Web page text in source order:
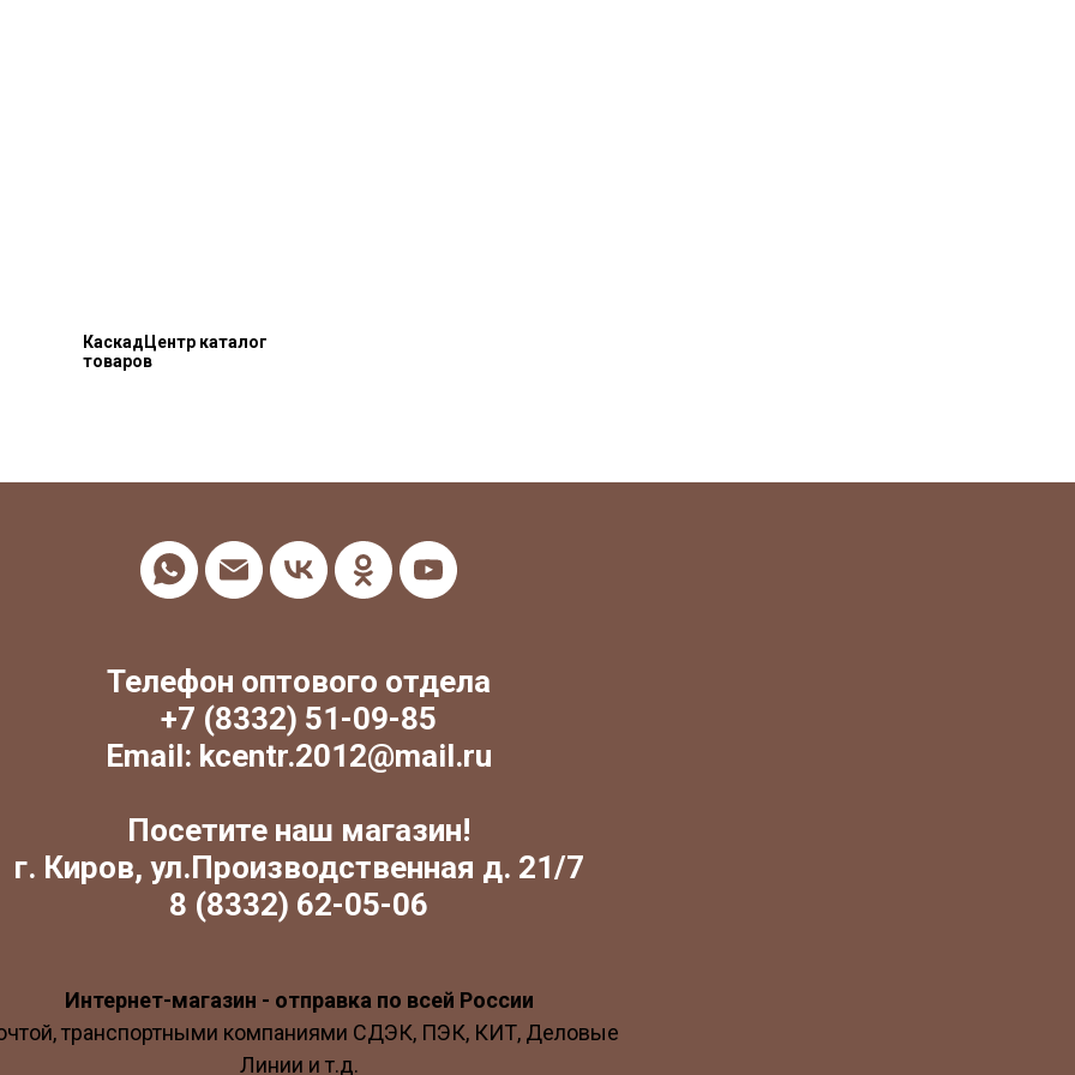
КаскадЦентр каталог
товаров
Телефон оптового отдела
+7 (8332) 51-09-85
Email: kcentr.2012@mail.ru
Посетите наш магазин!
г. Киров, ул.Производственная д. 21/7
8 (8332) 62-05-06
Интернет-магазин - отправка по всей России
транспортными компаниями СДЭК, ПЭК, КИТ, Деловые
Линии и т.д.